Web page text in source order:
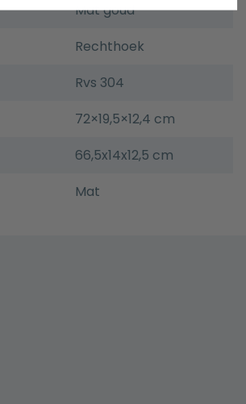
Mat goud
Rechthoek
Rvs 304
72×19,5×12,4 cm
66,5x14x12,5 cm
Mat